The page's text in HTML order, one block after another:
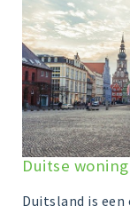
Duitse
Duitsland is